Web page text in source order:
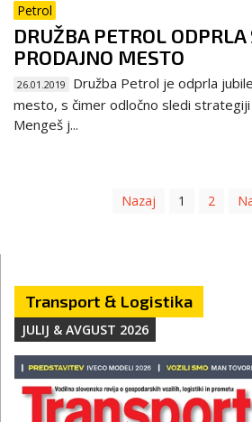
Petrol
DRUŽBA PETROL ODPRLA
PRODAJNO MESTO
26.01.2019
Družba Petrol je odprla
mesto, s čimer odločno sledi
Mengeš j...
Nazaj 1 2
Transport & Logistika
JULIJ & AVGUST 2026